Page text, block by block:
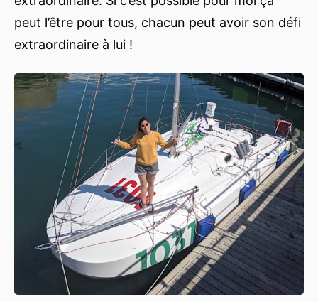
peut l’être pour tous, chacun peut avoir son défi
extraordinaire à lui !